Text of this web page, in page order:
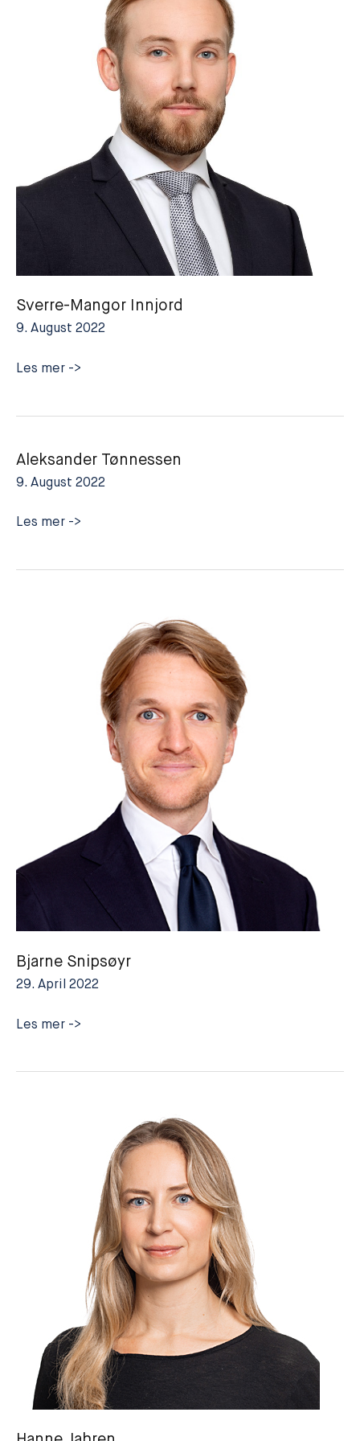
Sverre-Mangor Innjord
9. August 2022
Sverre-
Les mer ->
Aleksander Tønnessen
9. August 2022
Aleksander
Les mer ->
Bjarne Snipsøyr
29. April 2022
Bjarne
Les mer ->